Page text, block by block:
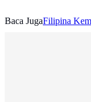
Baca JugaFilipina